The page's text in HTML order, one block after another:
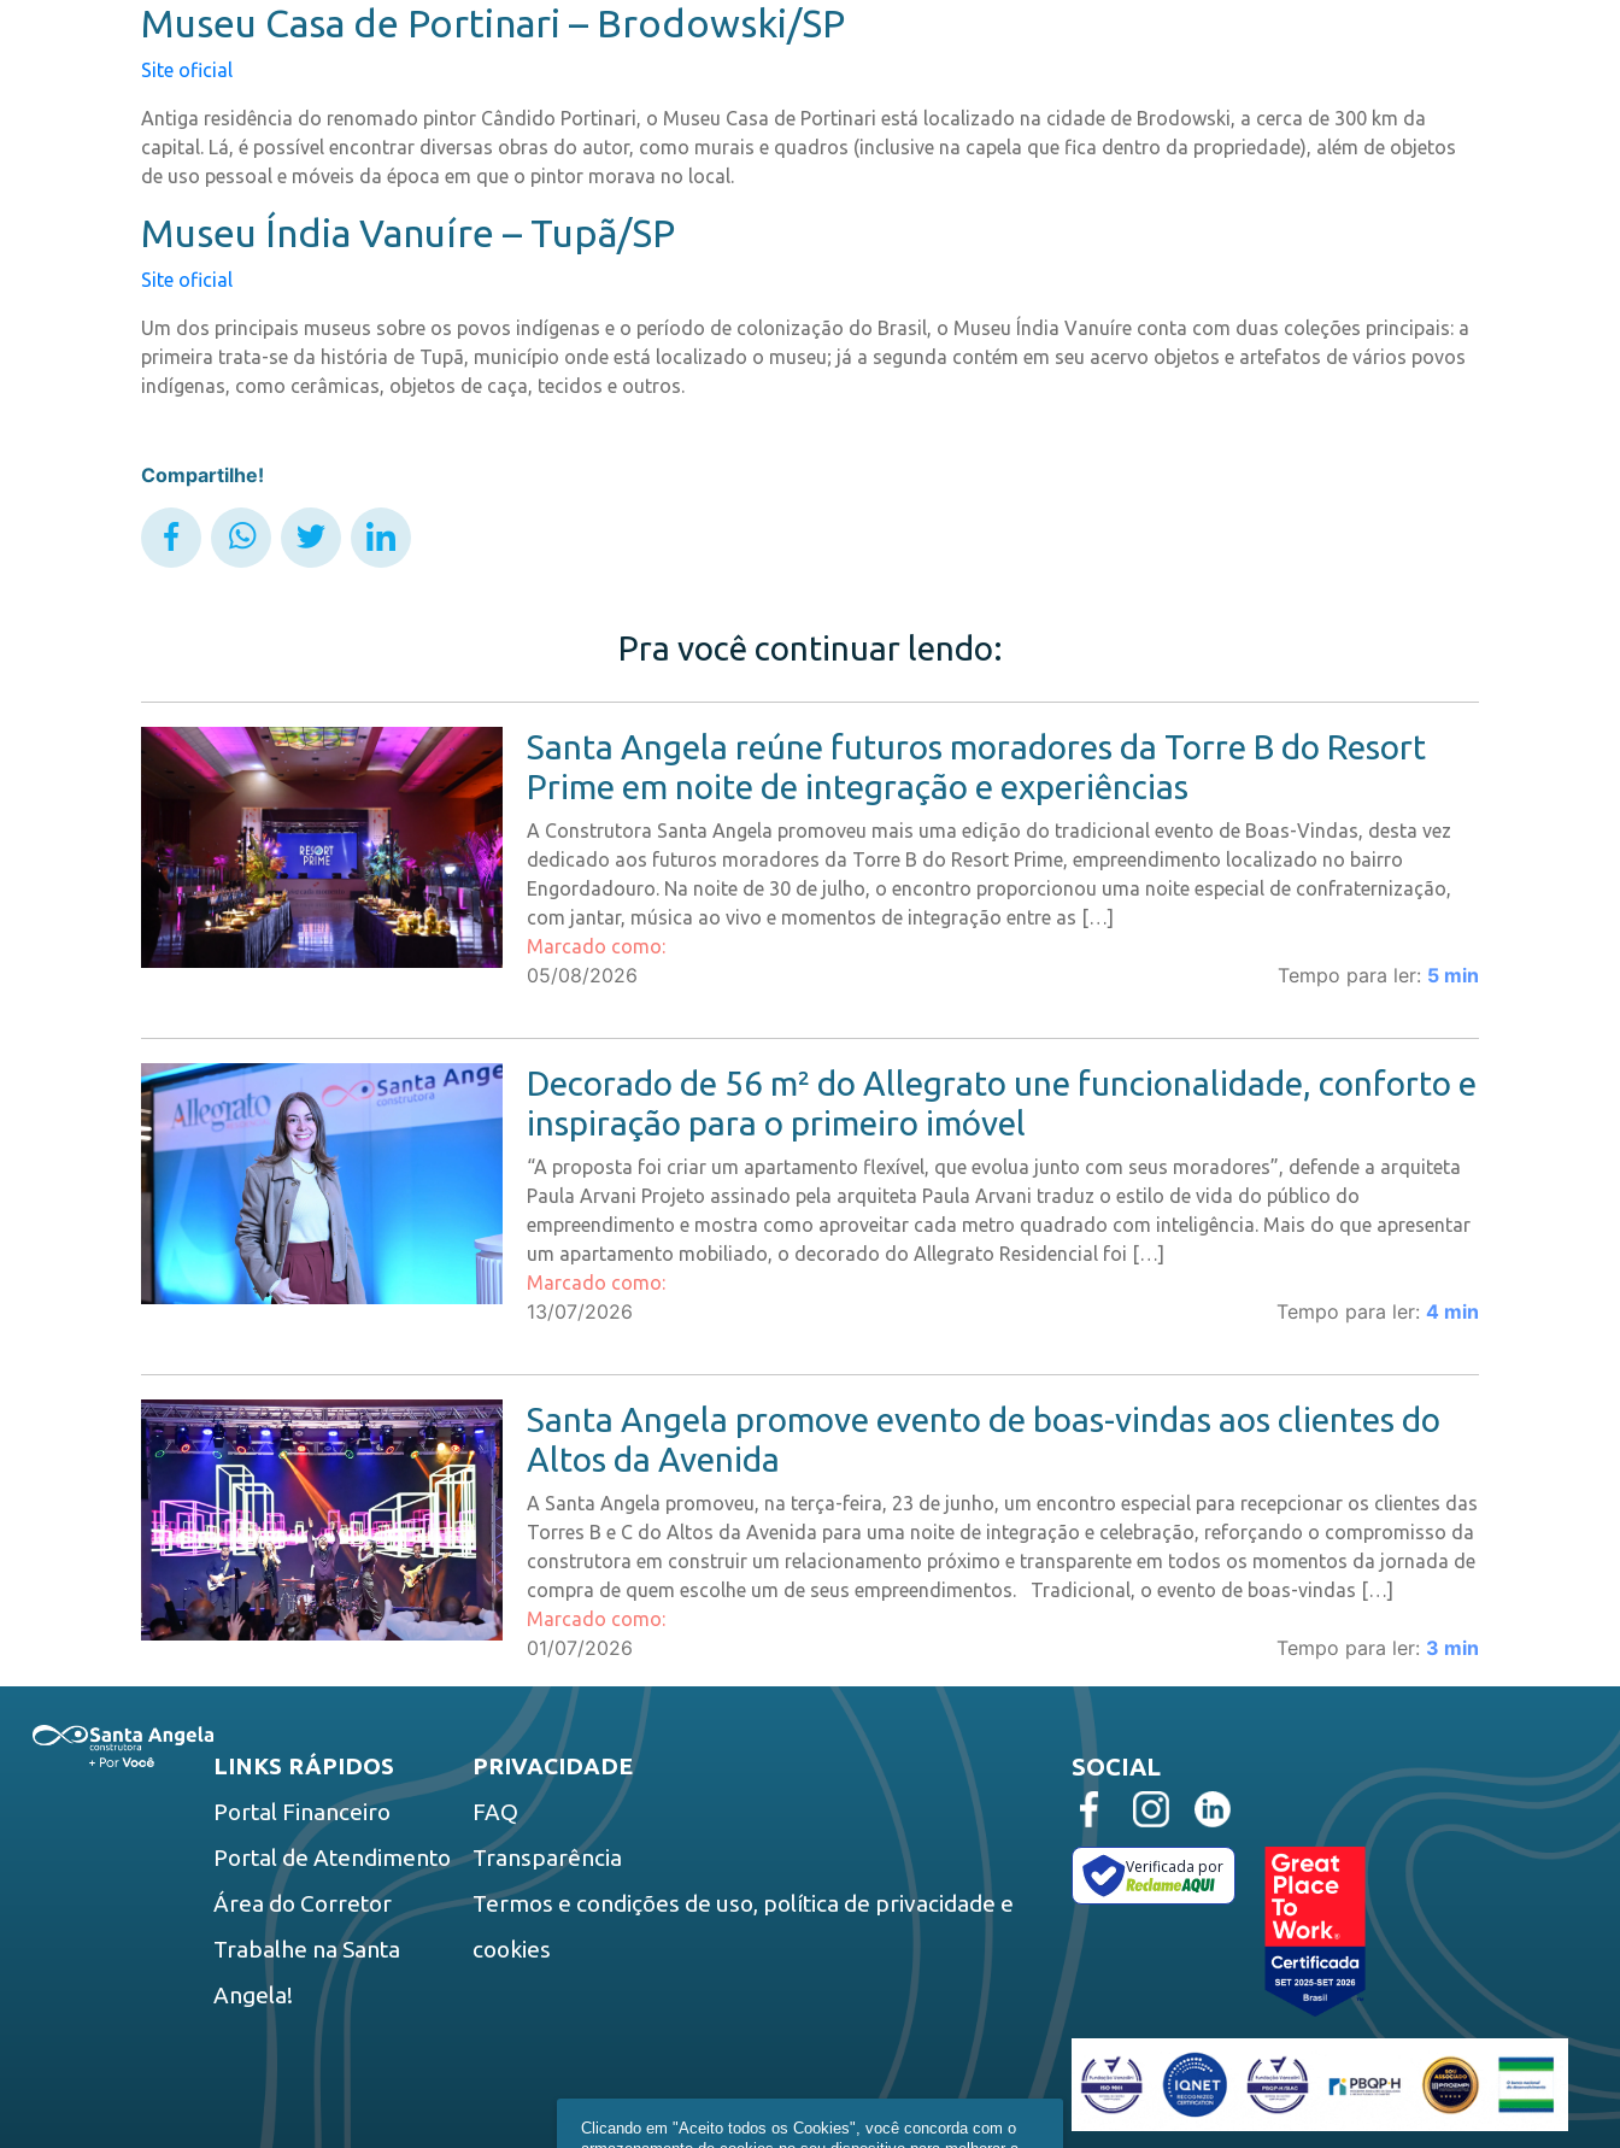
Museu Casa de Portinari – Brodowski/SP
Site oficial
Antiga residência do renomado pintor Cândido Portinari, o Museu Casa de Portinari está localizado na cidade de Brodowski, a cerca de 300 km da
capital. Lá, é possível encontrar diversas obras do autor, como murais e quadros (inclusive na capela que fica dentro da propriedade), além de objetos
de uso pessoal e móveis da época em que o pintor morava no local.
Museu Índia Vanuíre – Tupã/SP
Site oficial
Um dos principais museus sobre os povos indígenas e o período de colonização do Brasil, o Museu Índia Vanuíre conta com duas coleções principais: a
primeira trata-se da história de Tupã, município onde está localizado o museu; já a segunda contém em seu acervo objetos e artefatos de vários povos
indígenas, como cerâmicas, objetos de caça, tecidos e outros.
Compartilhe!
Pra você continuar lendo:
Santa Angela reúne futuros moradores da Torre B do Resort
Prime em noite de integração e experiências
A Construtora Santa Angela promoveu mais uma edição do tradicional evento de Boas-Vindas, desta vez
dedicado aos futuros moradores da Torre B do Resort Prime, empreendimento localizado no bairro
Engordadouro. Na noite de 30 de julho, o encontro proporcionou uma noite especial de confraternização,
com jantar, música ao vivo e momentos de integração entre as […]
Marcado como:
05/08/2026 Tempo para ler: 5 min
Decorado de 56 m² do Allegrato une funcionalidade, conforto e
inspiração para o primeiro imóvel
“A proposta foi criar um apartamento flexível, que evolua junto com seus moradores”, defende a arquiteta
Paula Arvani Projeto assinado pela arquiteta Paula Arvani traduz o estilo de vida do público do
empreendimento e mostra como aproveitar cada metro quadrado com inteligência. Mais do que apresentar
um apartamento mobiliado, o decorado do Allegrato Residencial foi […]
Marcado como:
13/07/2026 Tempo para ler: 4 min
Santa Angela promove evento de boas-vindas aos clientes do
Altos da Avenida
A Santa Angela promoveu, na terça-feira, 23 de junho, um encontro especial para recepcionar os clientes das
Torres B e C do Altos da Avenida para uma noite de integração e celebração, reforçando o compromisso da
construtora em construir um relacionamento próximo e transparente em todos os momentos da jornada de
compra de quem escolhe um de seus empreendimentos. Tradicional, o evento de boas-vindas […]
Marcado como:
01/07/2026 Tempo para ler: 3 min
LINKS RÁPIDOS
Portal Financeiro
Portal de Atendimento
Área do Corretor
Trabalhe na Santa
Angela!
PRIVACIDADE
FAQ
Transparência
Termos e condições de uso, política de privacidade e
cookies
SOCIAL
Verificada por
Clicando em "Aceito todos os Cookies", você concorda com o